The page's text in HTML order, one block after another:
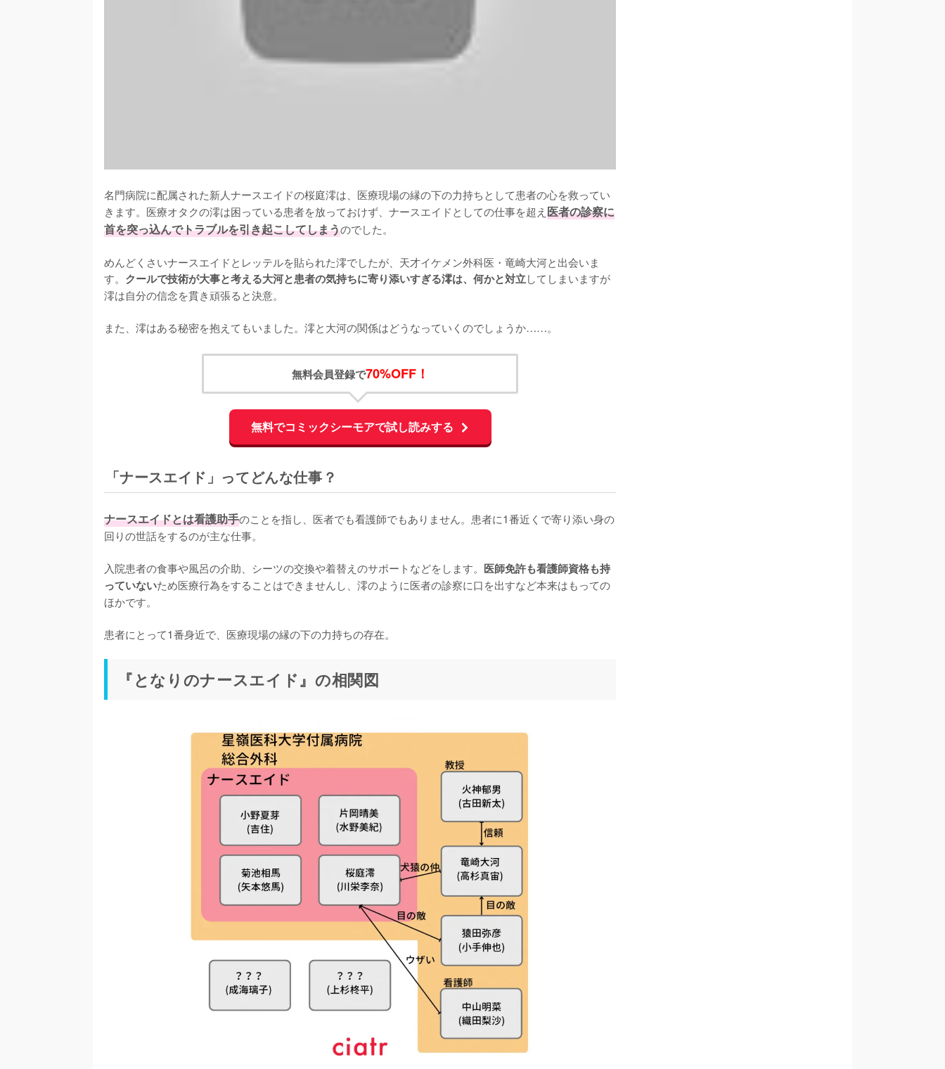
名門病院に配属された新人ナースエイドの桜庭澪は、医療現場の縁の下の力持ちとして患者の心を救ってい
きます。医療オタクの澪は困っている患者を放っておけず、ナースエイドとしての仕事を超え 医者の診察に
首を突っ込んでトラブルを引き起こしてしまうのでした。
めんどくさいナースエイドとレッテルを貼られた澪でしたが、天才イケメン外科医・竜崎大河と出会いま
す。 クールで技術が大事と考える大河と患者の気持ちに寄り添いすぎる澪は、何かと対立してしまいますが
澪は自分の信念を貫き頑張ると決意。
また、澪はある秘密を抱えてもいました。澪と大河の関係はどうなっていくのでしょうか……。
無料会員登録で70%OFF！
無料でコミックシーモアで試し読みする
「ナースエイド」ってどんな仕事？
ナースエイドとは看護助手のことを指し、医者でも看護師でもありません。患者に1番近くで寄り添い身の
回りの世話をするのが主な仕事。
入院患者の食事や風呂の介助、シーツの交換や着替えのサポートなどをします。 医師免許も看護師資格も持
っていないため医療行為をすることはできませんし、澪のように医者の診察に口を出すなど本来はもっての
ほかです。
患者にとって1番身近で、医療現場の縁の下の力持ちの存在。
『となりのナースエイド』の相関図